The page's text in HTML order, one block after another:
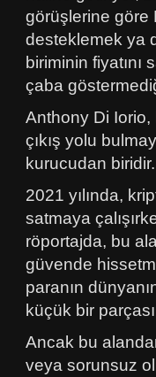
görüşlerine göre
desteklemek ya
biriminin fiyatını
çaba
Anthony Di
çıkış yolu
kurucudan biridir.
2021 yılında,
satmaya
röportajda, bu
güvende
paranın
küçük bir
Ancak bu
veya sorunsuz